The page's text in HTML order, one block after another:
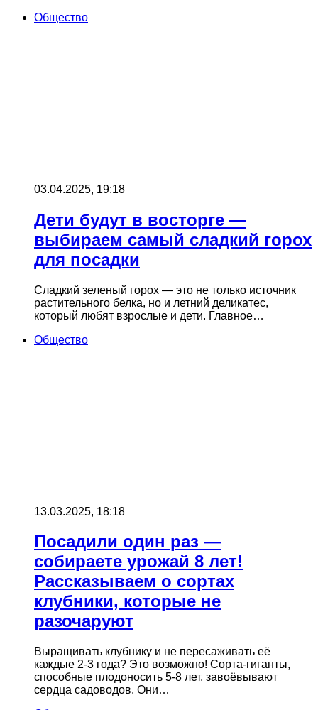
Общество
03.04.2025, 19:18
Дети будут в восторге —
выбираем самый сладкий горох
для посадки
Сладкий зеленый горох — это не только источник
растительного белка, но и летний деликатес,
который любят взрослые и дети. Главное…
Общество
13.03.2025, 18:18
Посадили один раз —
собираете урожай 8 лет!
Рассказываем о сортах
клубники, которые не
разочаруют
Выращивать клубнику и не пересаживать её
каждые 2-3 года? Это возможно! Сорта-гиганты,
способные плодоносить 5-8 лет, завоёвывают
сердца садоводов. Они…